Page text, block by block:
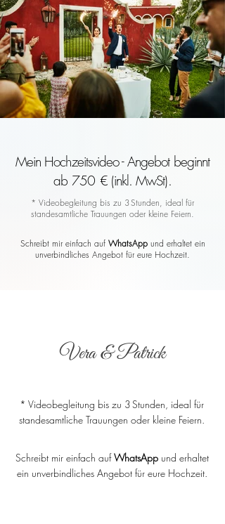
Mein Hochzeitsvideo - Angebot beginnt
ab 750 € (inkl. MwSt).
* Videobegleitung bis zu 3 Stunden, ideal für
standesamtliche Trauungen oder kleine Feiern.
Schreibt mir einfach auf WhatsAppund erhaltet ein
unverbindliches Angebot für eure Hochzeit.
Vera & Patrick
* Videobegleitung bis zu 3 Stunden, ideal für
standesamtliche Trauungen oder kleine Feiern.
Schreibt mir einfach aufWhatsAppund erhaltet
ein unverbindliches Angebot für eure Hochzeit.